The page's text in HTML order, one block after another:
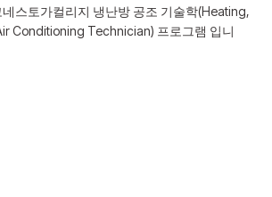
스토가컬리지 냉난방 공조 기술학(Heating,
Conditioning Technician) 프로그램 입니